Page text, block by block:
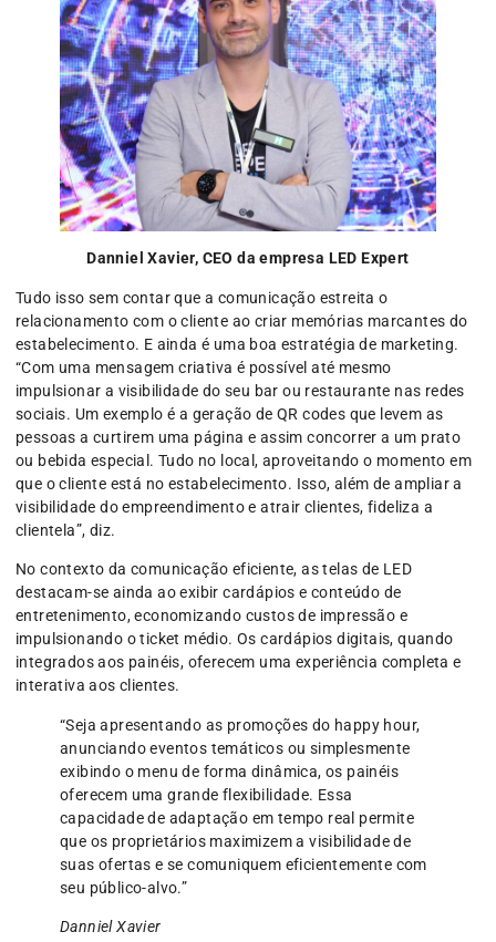
Danniel Xavier, CEO da empresa LED Expert
Tudo isso sem contar que a comunicação estreita o
relacionamento com o cliente ao criar memórias marcantes do
estabelecimento. E ainda é uma boa estratégia de marketing.
“Com uma mensagem criativa é possível até mesmo
impulsionar a visibilidade do seu bar ou restaurante nas redes
sociais. Um exemplo é a geração de QR codes que levem as
pessoas a curtirem uma página e assim concorrer a um prato
ou bebida especial. Tudo no local, aproveitando o momento em
que o cliente está no estabelecimento. Isso, além de ampliar a
visibilidade do empreendimento e atrair clientes, fideliza a
clientela”, diz.
No contexto da comunicação eficiente, as telas de LED
destacam-se ainda ao exibir cardápios e conteúdo de
entretenimento, economizando custos de impressão e
impulsionando o ticket médio. Os cardápios digitais, quando
integrados aos painéis, oferecem uma experiência completa e
interativa aos clientes.
“Seja apresentando as promoções do happy hour,
anunciando eventos temáticos ou simplesmente
exibindo o menu de forma dinâmica, os painéis
oferecem uma grande flexibilidade. Essa
capacidade de adaptação em tempo real permite
que os proprietários maximizem a visibilidade de
suas ofertas e se comuniquem eficientemente com
seu público-alvo.”
Danniel Xavier